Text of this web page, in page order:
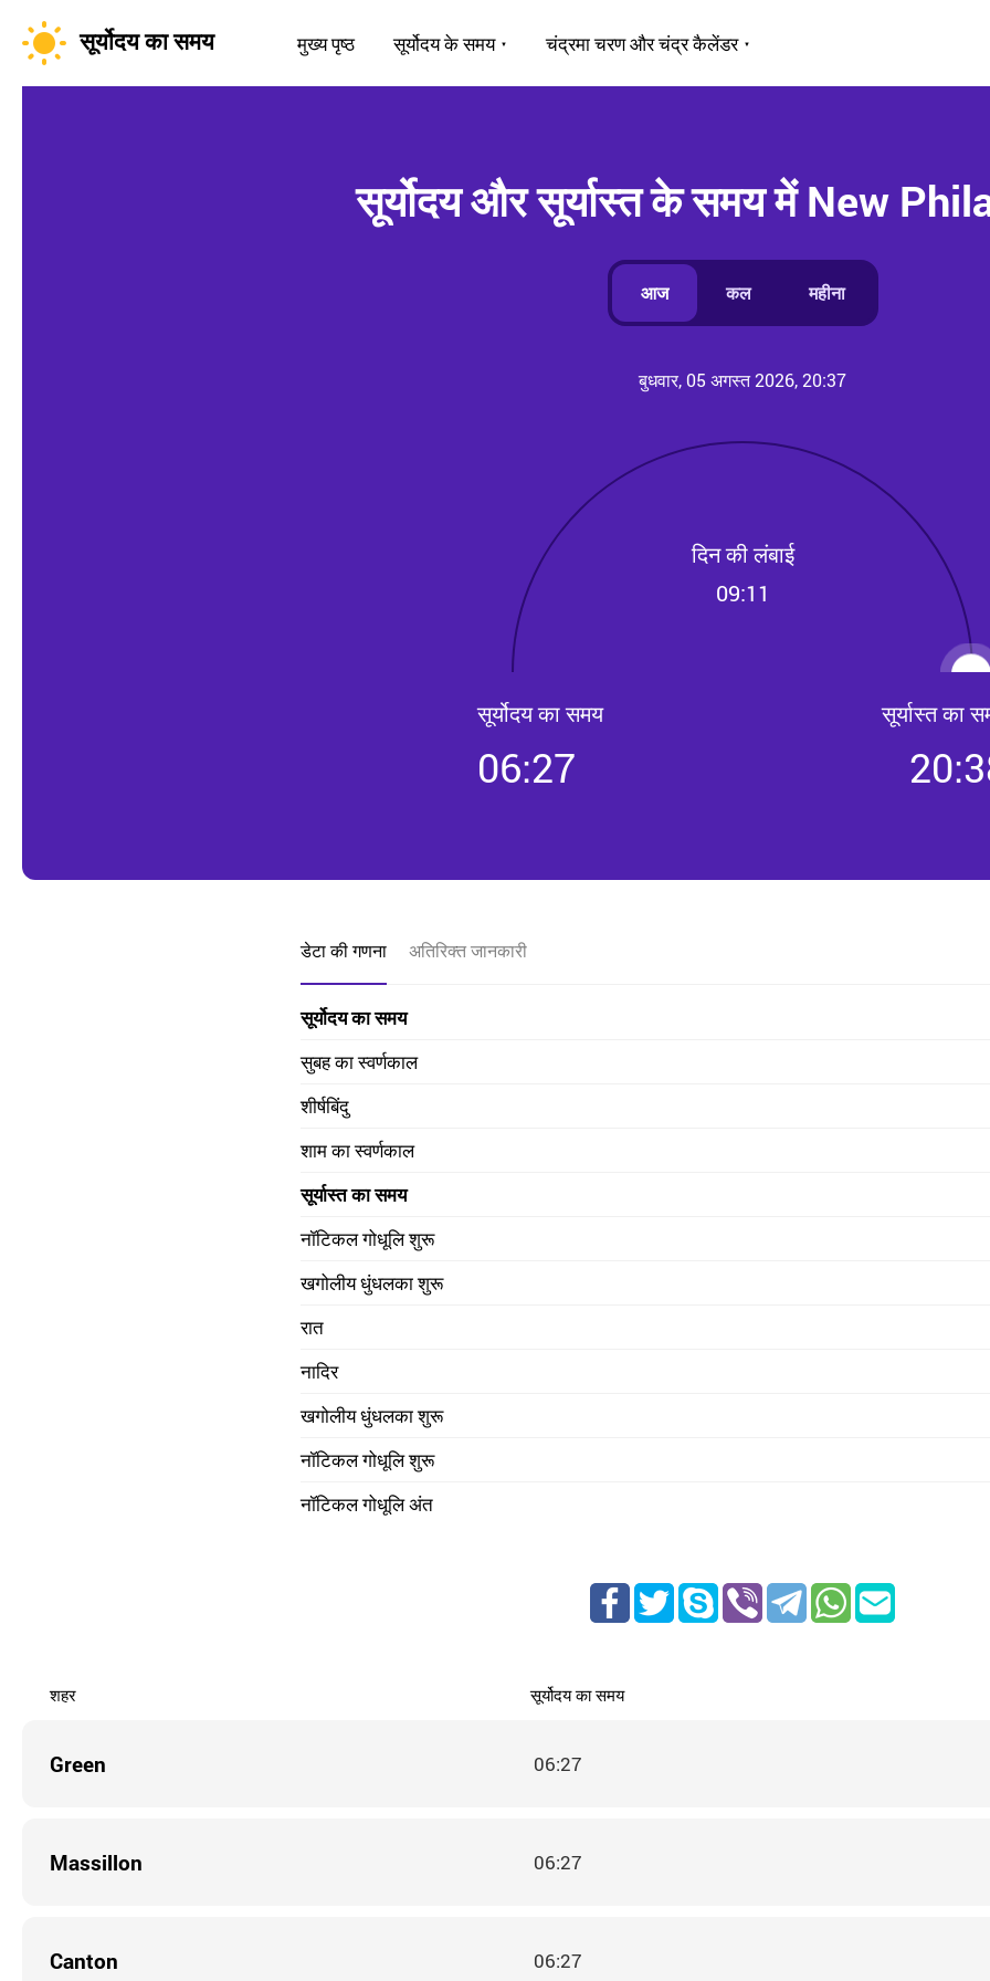
सूर्योदय का समय मुख्य पृष्ठ सूर्योदय के समय चंद्रमा चरण और चंद्र कैलेंडर
सूर्योदय और सूर्यास्त के समय में New
आज कल महीना
बुधवार, 05 अगस्त 2026, 20:37
दिन की लंबाई
09:11
सूर्योदय का समय
06:27
सूर्यास्त का
डेटा की गणना अतिरिक्त जानकारी
सूर्योदय का समय
सुबह का स्वर्णकाल
शीर्षबिंदु
शाम का स्वर्णकाल
सूर्यास्त का समय
नॉटिकल गोधूलि शुरू
खगोलीय धुंधलका शुरू
रात
नादिर
खगोलीय धुंधलका शुरू
नॉटिकल गोधूलि शुरू
नॉटिकल गोधूलि अंत
शहर सूर्योदय का समय
Green 06:27
Massillon 06:27
Canton 06:27